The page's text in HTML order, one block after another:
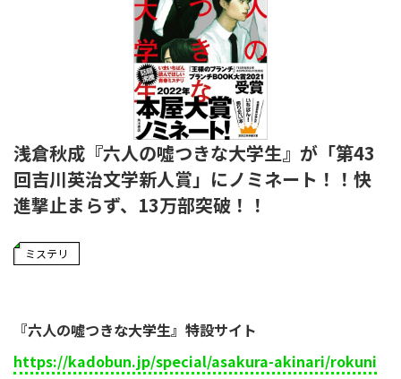
浅倉秋成『六人の噓つきな大学生』が「第43
回吉川英治文学新人賞」にノミネート！！快
進撃止まらず、13万部突破！！
ミステリ
『六人の噓つきな大学生』特設サイト
https://kadobun.jp/special/asakura-akinari/rokuni